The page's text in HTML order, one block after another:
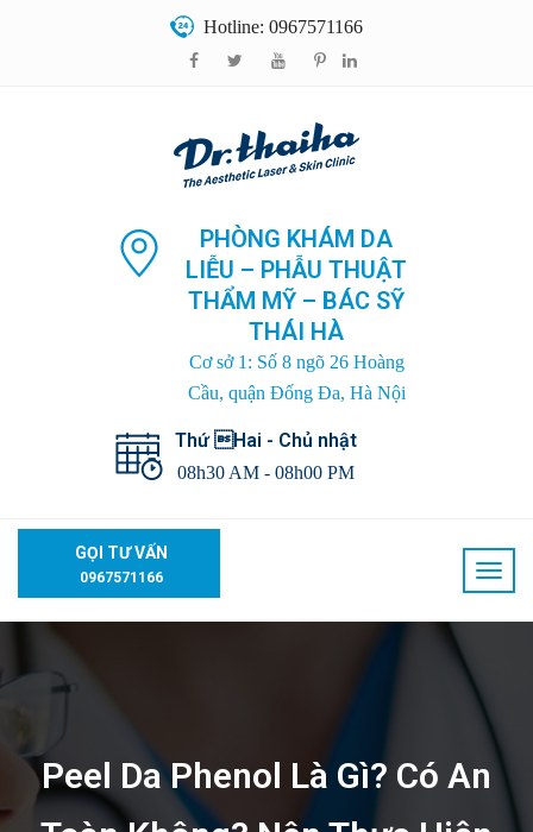
Hotline: 0967571166
PHÒNG KHÁM DA
LIỄU – PHẪU THUẬT
THẨM MỸ – BÁC SỸ
THÁI HÀ
Cơ sở 1: Số 8 ngõ 26 Hoàng
Cầu, quận Đống Đa, Hà Nội
Thứ Hai - Chủ nhật
08h30 AM - 08h00 PM
GỌI TƯ VẤN
0967571166
Peel Da Phenol Là Gì? Có An